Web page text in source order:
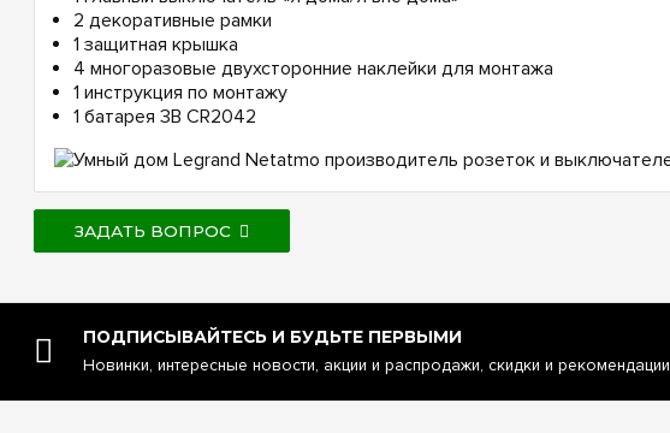
2 декоративные рамки
1 защитная крышка
4 многоразовые двухсторонние наклейки для монтажа
1 инструкция по монтажу
1 батарея 3В CR2042
ЗАДАТЬ ВОПРОС
ПОДПИСЫВАЙТЕСЬ И БУДЬТЕ ПЕРВЫМИ
Новинки, интересные новости, акции и распродажи, скидки и рекомендации